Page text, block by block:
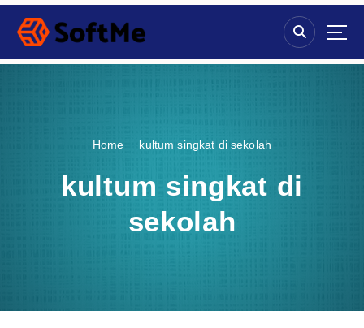
S
p
Home kultum singkat di sekolah
kultum singkat di
sekolah